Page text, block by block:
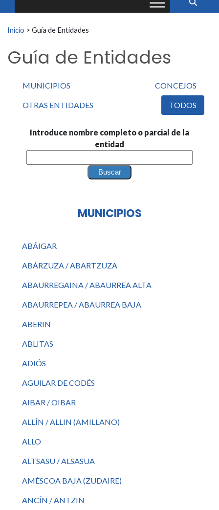
Buscar:
Inicio > Guía de Entidades
Guía de Entidades
MUNICIPIOS CONCEJOS
OTRAS ENTIDADES TODOS
Introduce nombre completo o parcial de la
entidad
MUNICIPIOS
ABÁIGAR
ABÁRZUZA / ABARTZUZA
ABAURREGAINA / ABAURREA ALTA
ABAURREPEA / ABAURREA BAJA
ABERIN
ABLITAS
ADIÓS
AGUILAR DE CODÉS
AIBAR / OIBAR
ALLÍN / ALLIN (AMILLANO)
ALLO
ALTSASU / ALSASUA
AMÉSCOA BAJA (ZUDAIRE)
ANCÍN / ANTZIN